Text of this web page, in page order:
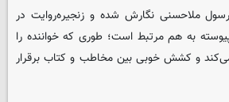
ملاحسنی نگارش شده و زنجیره‌روایت در
به هم مرتبط‌ است؛ طوری که خواننده را
می‌کند و کشش خوبی بین مخاطب و کتاب برقرار